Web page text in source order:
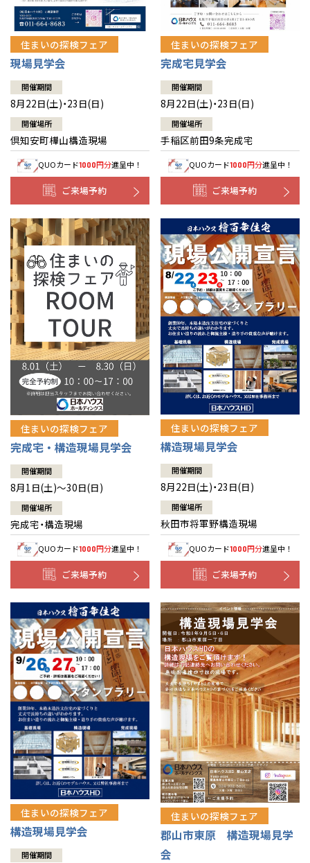
住まいの探検フェア
現場見学会
開催期間
8月22日(土)・23日(日)
開催場所
倶知安町樺山構造現場
QUOカード1000円分進呈中！
ご来場予約
住まいの探検フェア
完成宅見学会
開催期間
8月22日(土)・23日(日)
開催場所
手稲区前田9条完成宅
QUOカード1000円分進呈中！
ご来場予約
住まいの探検フェア
完成宅・構造現場見学会
開催期間
8月1日(土)～30日(日)
開催場所
完成宅・構造現場
QUOカード1000円分進呈中！
ご来場予約
住まいの探検フェア
構造現場見学会
開催期間
8月22日(土)・23日(日)
開催場所
秋田市将軍野構造現場
QUOカード1000円分進呈中！
ご来場予約
住まいの探検フェア
構造現場見学会
開催期間
住まいの探検フェア
郡山市東原 構造現場見学
会
道央
道北
道南
道東
青森
秋田
岩手
山形
宮城
福島
甲信越・北陸
新潟
山梨
長野
富山
石川
福井
関東
東京
神奈川
埼玉
千葉
茨城
栃木
群馬
東海
愛知
岐阜
静岡
三重
近畿
大阪
京都
兵庫
奈良
滋賀
和歌山
中国・四国
岡山
香川
愛媛
鳥取
島根
広島
山口
徳島
高知
九州
福岡
佐賀
熊本
大分
宮崎
鹿児島
長崎
沖縄
分譲マンション
※現住所のある都道府県以外の建築予定地の方でも現住所の有るお近
くの展示場又は店舗にお問合せください。移住の計画の方もご相談対
応します。お気軽にご相談ください。
道央
苫小牧千歳
小樽
道北
道南
道東
釧路
青森県
八戸
青森
秋田県
秋田
岩手県
山形県
宮城県
仙台
福島県
会津
甲信越・北陸
新潟県
長岡
山梨県
長野県
富山県
富山
石川県
福井県
福井
関東
東京都
神奈川県
相模
埼玉県
埼玉
千葉県
千葉
柏
茨城県
水戸
栃木県
宇都宮
小山
群馬県
群馬
伊勢崎
東海
愛知県
岐阜県
岐阜
静岡県
三重県
四日市
近畿
大阪府
大阪
京都府
京都
兵庫県
姫路
奈良県
奈良
中国・四国
岡山県
岡山
愛媛県
松山
九州
福岡県
福岡
佐賀県
佐賀
熊本県
熊本
大分県
大分
宮崎県
宮崎
鹿児島県
鹿児島